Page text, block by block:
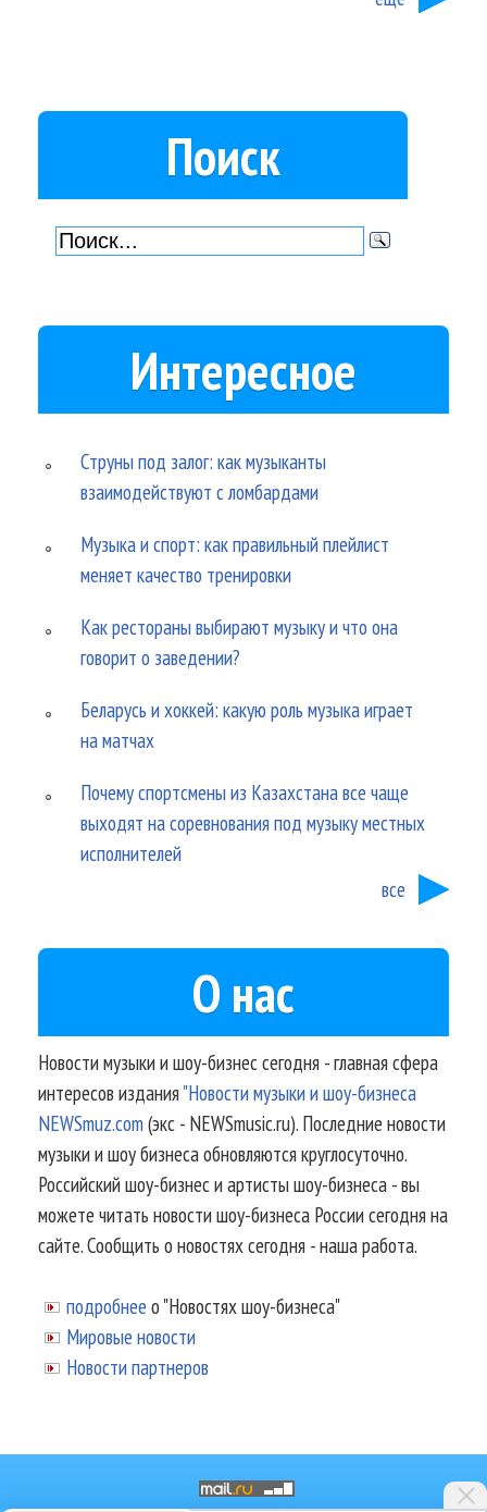
Поиск
Интересное
Струны под залог: как музыканты
взаимодействуют с ломбардами
Музыка и спорт: как правильный плейлист
меняет качество тренировки
Как рестораны выбирают музыку и что она
говорит о заведении?
Беларусь и хоккей: какую роль музыка играет
на матчах
Почему спортсмены из Казахстана все чаще
выходят на соревнования под музыку местных
исполнителей
все
О нас
Новости музыки и шоу-бизнес сегодня - главная сфера
интересов издания"Новости музыки и шоу-бизнеса
NEWSmuz.com(экс - NEWSmusic.ru). Последние новости
музыки и шоу бизнеса обновляются круглосуточно.
Российский шоу-бизнес и артисты шоу-бизнеса - вы
можете читать новости шоу-бизнеса России сегодня на
сайте. Сообщить о новостях сегодня - наша работа.
подробнее о "Новостях шоу-бизнеса"
Мировые новости
Новости партнеров